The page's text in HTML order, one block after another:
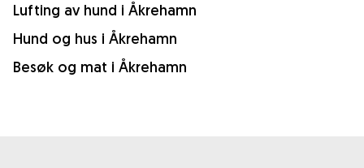
Lufting av hund i Åkrehamn
Hund og hus i Åkrehamn
Besøk og mat i Åkrehamn